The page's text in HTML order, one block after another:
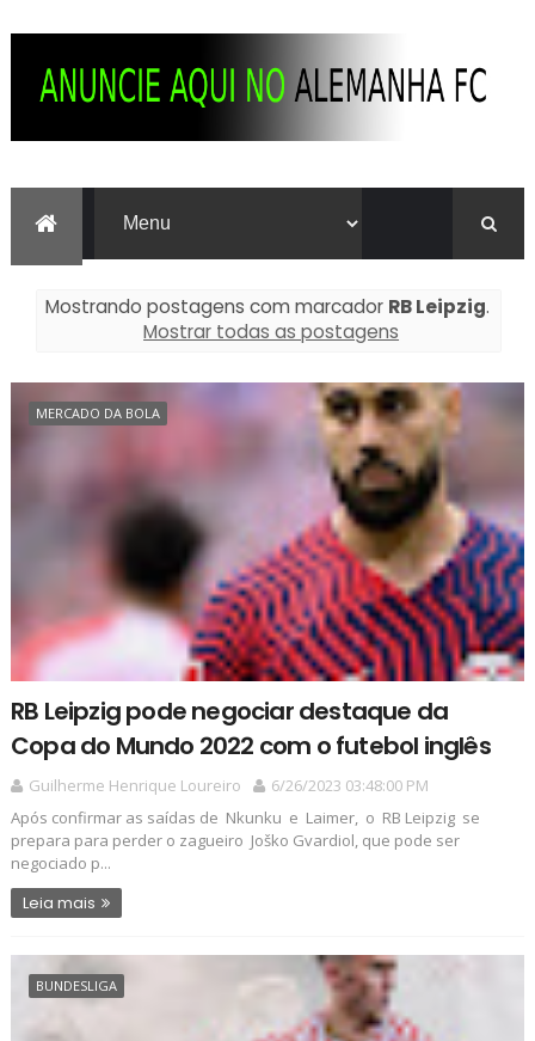
Mostrando postagens com marcador RB Leipzig.
Mostrar todas as postagens
MERCADO DA BOLA
RB Leipzig pode negociar destaque da
Copa do Mundo 2022 com o futebol inglês
Guilherme Henrique Loureiro
6/26/2023 03:48:00 PM
Após confirmar as saídas de Nkunku e Laimer, o RB Leipzig se
prepara para perder o zagueiro Joško Gvardiol, que pode ser
negociado p...
Leia mais
BUNDESLIGA